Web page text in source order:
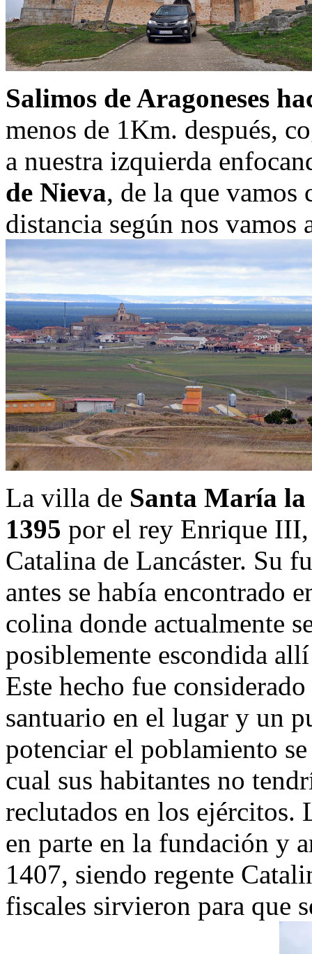
Salimos de Aragoneses
menos de 1Km. después,
a nuestra izquierda
de Nieva, de la que vamos
distancia según nos vamos
La villa de Santa María la
1395 por el rey Enrique III,
Catalina de Lancáster. Su
antes se había encontrado
colina donde actualmente
posiblemente escondida
Este hecho fue
santuario en el lugar y un
potenciar el poblamiento
cual sus habitantes no
reclutados en los
en parte en la fundación y
1407, siendo regente
fiscales sirvieron para que